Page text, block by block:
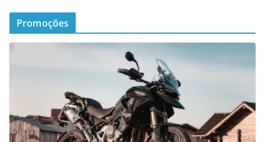
Promoções